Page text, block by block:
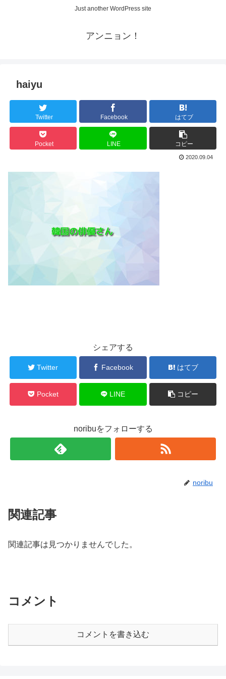
Just another WordPress site
アンニョン！
haiyu
Twitter Facebook はてブ
Pocket LINE コピー
2020.09.04
シェアする
Twitter Facebook はてブ
Pocket LINE コピー
noribuをフォローする
noribu
関連記事
関連記事は見つかりませんでした。
コメント
コメントを書き込む